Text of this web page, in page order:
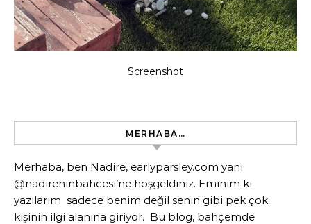
Screenshot
MERHABA…
Merhaba, ben Nadire, earlyparsley.com yani
@nadireninbahcesi’ne hoşgeldiniz. Eminim ki
yazılarım sadece benim değil senin gibi pek çok
kişinin ilgi alanına giriyor. Bu blog, bahçemde